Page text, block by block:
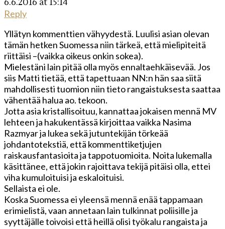
Reply
Yllätyn kommenttien vähyydestä. Luulisi asian olevan
tämän hetken Suomessa niin tärkeä, että mielipiteitä
riittäisi –(vaikka oikeus onkin sokea).
Mielestäni lain pitää olla myös ennaltaehkäisevää. Jos
siis Matti tietää, että tapettuaan NN:n hän saa siitä
mahdollisesti tuomion niin tieto rangaistuksesta saattaa
vähentää halua ao. tekoon.
Jotta asia kristallisoituu, kannattaa jokaisen mennä MV
lehteen ja hakukentässä kirjoittaa vaikka Nasima
Razmyar ja lukea sekä jutuntekijän törkeää
johdantotekstiä, että kommenttiketjujen
raiskausfantasioita ja tappotuomioita. Noita lukemalla
käsittänee, että jokin rajoittava tekijä pitäisi olla, ettei
viha kumuloituisi ja eskaloituisi.
Sellaista ei ole.
Koska Suomessa ei yleensä mennä enää tappamaan
erimielistä, vaan annetaan lain tulkinnat poliisille ja
syyttäjälle toivoisi että heillä olisi työkalu rangaista ja